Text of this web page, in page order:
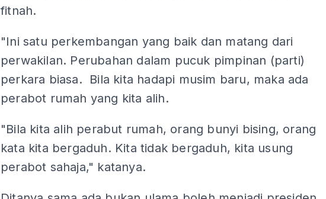
fitnah.
"Ini satu perkembangan yang baik dan matang dari
perwakilan. Perubahan dalam pucuk pimpinan (parti)
perkara biasa. Bila kita hadapi musim baru, maka ada
perabot rumah yang kita alih.
"Bila kita alih perabut rumah, orang bunyi bising, orang
kata kita bergaduh. Kita tidak bergaduh, kita usung
perabot sahaja," katanya.